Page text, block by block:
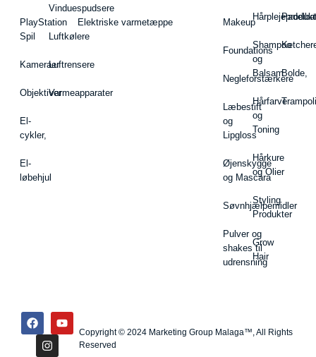
PlayStation
Spil
Kameraer
Objektiver
El-
cykler,
El-
løbehjul
Vinduespudsere
Luftkølere
Luftrensere
Varmeapparater
Elektriske varmetæppe Makeup
Foundations
Negleforstærkere
Læbestift
og
Lipgloss
Øjenskygge
og Mascara
Søvnhjælpemidler
Pulver og
shakes til
udrensning
Shampoo
og
Balsam
Hårfarve
og
Toning
Hårkure
og Olier
Styling
Produkter
Grow
Hair
Bolde,
Copyright © 2024 Marketing Group Malaga™, All Rights
Reserved